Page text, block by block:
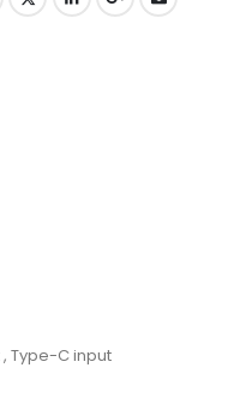
, Type-C input